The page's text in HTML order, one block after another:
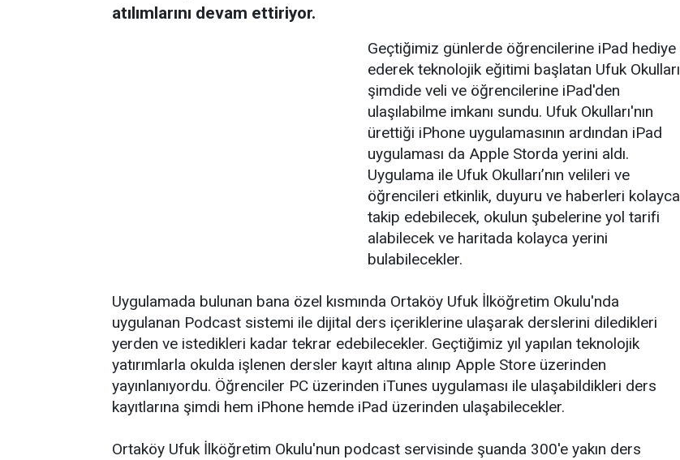
atılımlarını devam ettiriyor.
Geçtiğimiz günlerde öğrencilerine iPad hediye
ederek teknolojik eğitimi başlatan Ufuk Okulları
şimdide veli ve öğrencilerine iPad'den
ulaşılabilme imkanı sundu. Ufuk Okulları'nın
ürettiği iPhone uygulamasının ardından iPad
uygulaması da Apple Storda yerini aldı.
Uygulama ile Ufuk Okulları’nın velileri ve
öğrencileri etkinlik, duyuru ve haberleri kolayca
takip edebilecek, okulun şubelerine yol tarifi
alabilecek ve haritada kolayca yerini
bulabilecekler.
Uygulamada bulunan bana özel kısmında Ortaköy Ufuk İlköğretim Okulu'nda
uygulanan Podcast sistemi ile dijital ders içeriklerine ulaşarak derslerini diledikleri
yerden ve istedikleri kadar tekrar edebilecekler. Geçtiğimiz yıl yapılan teknolojik
yatırımlarla okulda işlenen dersler kayıt altına alınıp Apple Store üzerinden
yayınlanıyordu. Öğrenciler PC üzerinden iTunes uygulaması ile ulaşabildikleri ders
kayıtlarına şimdi hem iPhone hemde iPad üzerinden ulaşabilecekler.
Ortaköy Ufuk İlköğretim Okulu'nun podcast servisinde şuanda 300'e yakın ders